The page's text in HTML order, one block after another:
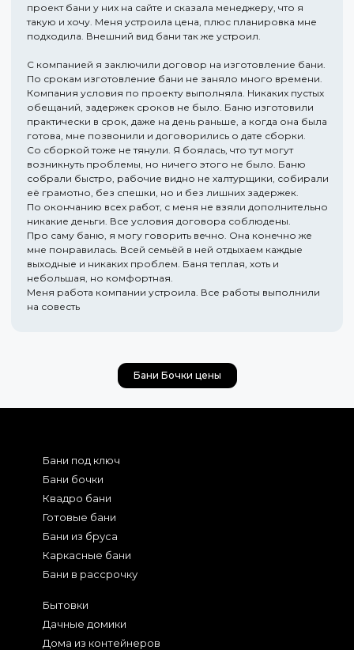
проект бани у них на сайте и сказала менеджеру, что я
такую и хочу. Меня устроила цена, плюс планировка мне
подходила. Внешний вид бани так же устроил.
С компанией я заключили договор на изготовление бани.
По срокам изготовление бани не заняло много времени.
Компания условия по проекту выполняла. Никаких пустых
обещаний, задержек сроков не было. Баню изготовили
практически в срок, даже на день раньше, а когда она была
готова, мне позвонили и договорились о дате сборки.
Со сборкой тоже не тянули. Я боялась, что тут могут
возникнуть проблемы, но ничего этого не было. Баню
собрали быстро, рабочие видно не халтурщики, собирали
её грамотно, без спешки, но и без лишних задержек.
По окончанию всех работ, с меня не взяли дополнительно
никакие деньги. Все условия договора соблюдены.
Про саму баню, я могу говорить вечно. Она конечно же
мне понравилась. Всей семьёй в ней отдыхаем каждые
выходные и никаких проблем. Баня теплая, хоть и
небольшая, но комфортная.
Меня работа компании устроила. Все работы выполнили
на совесть
Бани Бочки цены
Бани под ключ
Бани бочки
Квадро бани
Готовые бани
Бани из бруса
Каркасные бани
Бани в рассрочку
Бытовки
Дачные домики
Дома из контейнеров